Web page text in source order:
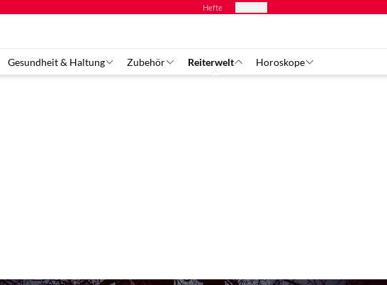
Hefte
Gesundheit & Haltung Zubehör Reiterwelt Horoskope